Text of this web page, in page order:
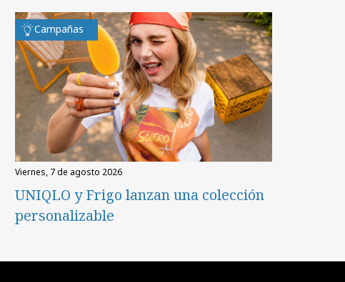
Campañas
viernes, 7 de agosto 2026
UNIQLO y Frigo lanzan una colección
personalizable